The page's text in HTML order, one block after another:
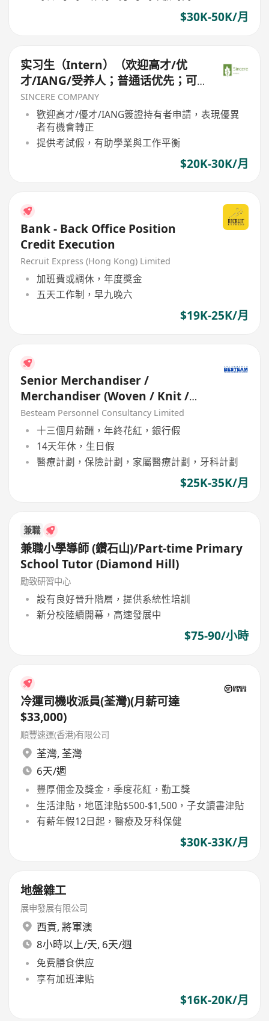
$30K-50K/月
实习生（Intern）（欢迎高才/优
才/IANG/受养人；普通话优先；可
转正/续签）
SINCERE COMPANY
歡迎高才/優才/IANG簽證持有者申請，表現優異
者有機會轉正
提供考試假，有助學業與工作平衡
$20K-30K/月
Bank - Back Office Position
Credit Execution
Recruit Express (Hong Kong) Limited
加班費或調休，年度獎金
五天工作制，早九晚六
$19K-25K/月
Senior Merchandiser /
Merchandiser (Woven / Knit /
Sweater) - 5 days
Besteam Personnel Consultancy Limited
十三個月薪酬，年終花紅，銀行假
14天年休，生日假
醫療計劃，保險計劃，家屬醫療計劃，牙科計劃
$25K-35K/月
兼職
兼職小學導師 (鑽石山)/Part-time Primary
School Tutor (Diamond Hill)
勵致研習中心
設有良好晉升階層，提供系統性培訓
新分校陸續開幕，高速發展中
$75-90/小時
冷運司機收派員(荃灣)(月薪可達
$33,000)
順豐速運(香港)有限公司
荃灣, 荃灣
6天/週
豐厚佣金及獎金，季度花紅，勤工獎
生活津貼，地區津貼$500-$1,500，子女讀書津貼
有薪年假12日起，醫療及牙科保健
$30K-33K/月
地盤雜工
展申發展有限公司
西貢, 將軍澳
8小時以上/天, 6天/週
免费膳食供应
享有加班津贴
$16K-20K/月